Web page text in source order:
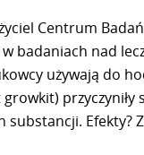
Centrum
badaniach nad
używają do
przyczyniły
Efekty?